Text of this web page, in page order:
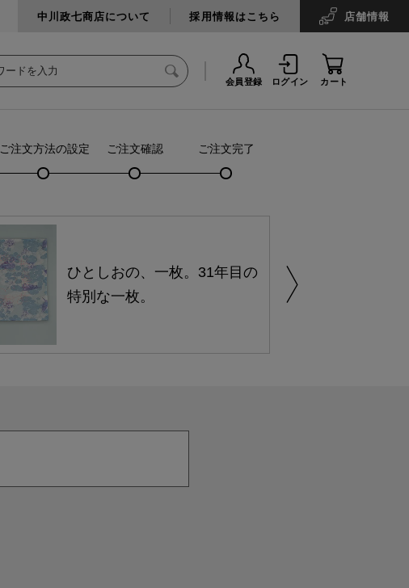
中川政七商店について 採用情報はこちら 店舗情報
会員登録 ログイン カート
ご注文方法の設定 ご注文確認 ご注文完了
ひとしおの、一枚。31年目の
特別な一枚。